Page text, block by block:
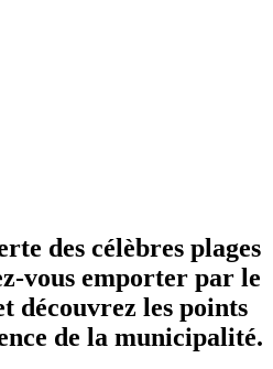
des célèbres plages
vous emporter par le
découvrez les points
de la municipalité.